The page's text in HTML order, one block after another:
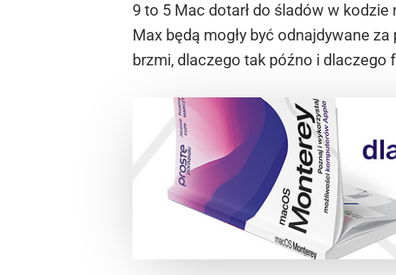
9 to 5 Mac dotarł do śladów w
Max będą mogły być odnajdywane
brzmi, dlaczego tak późno i dlaczego